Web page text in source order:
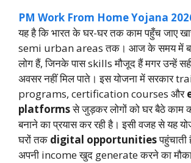
PM Work From Home Yojana
यह है कि भारत के घर-घर तक काम पहुँच जाए
semi urban areas तक। आज के समय में
लोग हैं, जिनके पास skills मौजूद हैं मगर उन्हें
अवसर नहीं मिल पाते। इस योजना में सरकार
programs, certification courses और
platformsसे जुड़कर लोगों को घर बैठे काम
बनाने का प्रयास कर रही है। इसी वजह से यह
घरों तक digital opportunities
अपनी income खुद generate करने का मौका